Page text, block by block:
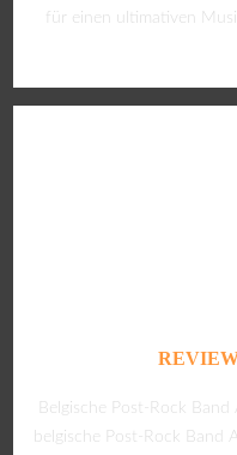
für einen ultimativen
Belgische Post-Rock
belgische Post-Rock